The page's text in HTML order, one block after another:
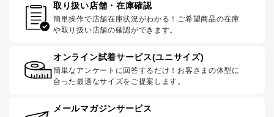
取り扱い店舗・在庫確認
簡単操作で店舗在庫状況がわかる！ご希望商品の在庫
や取り扱い店舗の確認ができます。
オンライン試着サービス(ユニサイズ)
簡単なアンケートに回答するだけ！お客さまの体型に
合った最適なサイズをご提案します。
メールマガジンサービス